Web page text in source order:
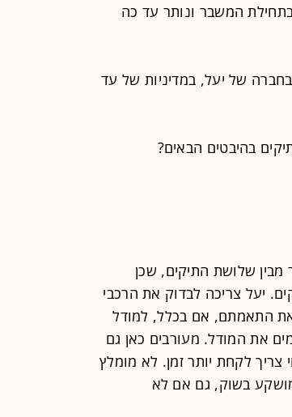
המשבר ונותר עד כה
של יעל, במדיניות של עד
בהיבטים הבאים?
שלושת התיקים, שכן
יעל צריכה לבדוק את הרכבי
התאמתם, אם בכלל, למודל
את המודל. מעורבים כאן גם
לקחת יותר זמן. לא מומלץ
בשוק, גם אם לא